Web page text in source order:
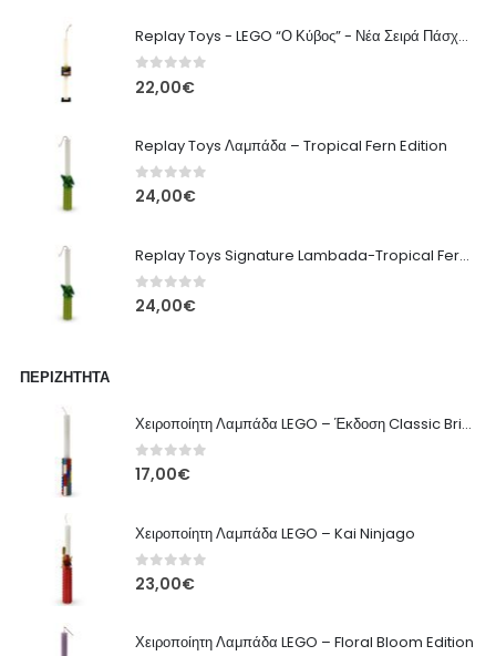
Replay Toys - LEGO “Ο Κύβος” - Νέα Σειρά Πάσχα 2026 Λαμπάδα
0out of 5
22,00€
Replay Toys Λαμπάδα – Tropical Fern Edition
0 out of 5
24,00€
Replay Toys Signature Lambada-Tropical Fern edition 2026
0 out of 5
24,00€
ΠΕΡΙΖΉΤΗΤΑ
Χειροποίητη Λαμπάδα LEGO – Έκδοση Classic Brick
0out of 5
17,00€
Χειροποίητη Λαμπάδα LEGO – Kai Ninjago
0out of 5
23,00€
Χειροποίητη Λαμπάδα LEGO – Floral Bloom Edition